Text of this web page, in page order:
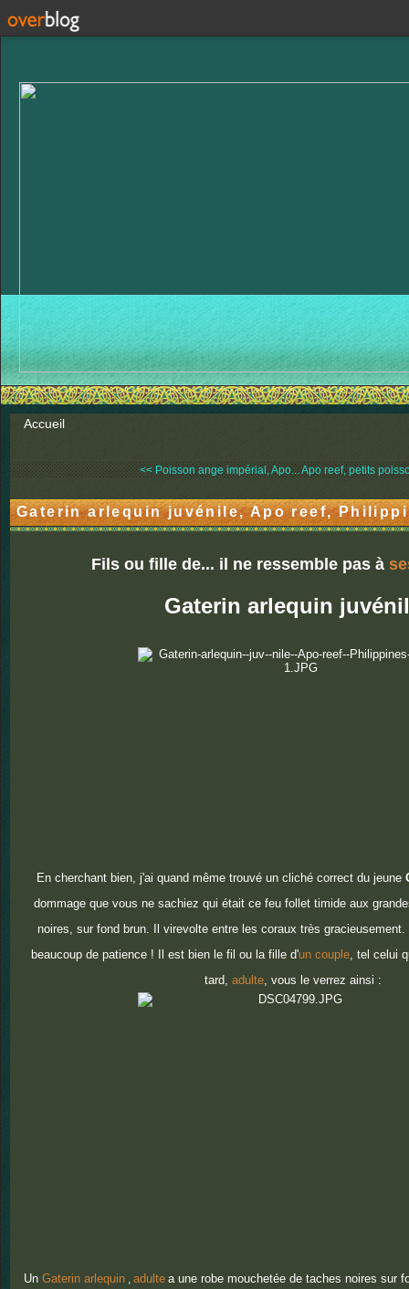
Accueil
<< Poisson ange impérial, Apo...Apo reef, petits
Gaterin arlequin juvénile, Apo reef,
Fils ou fille de... il ne ressemble pas à
Gaterin arlequin
En cherchant bien, j'ai quand même trouvé un cliché correct du jeune
dommage que vous ne sachiez qui était ce feu follet timide aux
noires, sur fond brun. Il virevolte entre les coraux très gracieusement.
beaucoup de patience ! Il est bien le fil ou la fille d'un couple, tel celui
tard, adulte, vous le verrez ainsi :
Un Gaterin arlequin, adulte a une robe mouchetée de taches noires sur